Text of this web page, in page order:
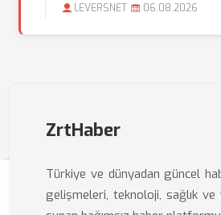
LEVERSNET 06.08.2026
ZrtHaber
Türkiye ve dünyadan güncel
gelişmeleri, teknoloji, sağlık ve